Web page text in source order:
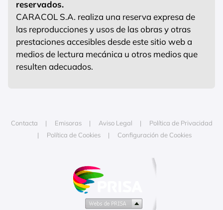
reservados.
CARACOL S.A. realiza una reserva expresa de
las reproducciones y usos de las obras y otras
prestaciones accesibles desde este sitio web a
medios de lectura mecánica u otros medios que
resulten adecuados.
Contacta Emisoras Aviso Legal
Política de Privacidad
Política de Cookies
Configuración de Cookies